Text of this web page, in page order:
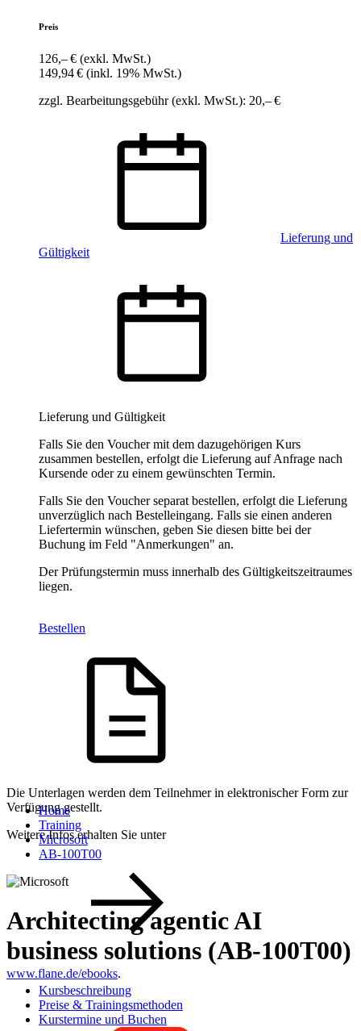
Preis
126,– € (exkl. MwSt.)
149,94 € (inkl. 19% MwSt.)
zzgl. Bearbeitungsgebühr (exkl. MwSt.): 20,– €
Lieferung und
Gültigkeit
Lieferung und Gültigkeit
Falls Sie den Voucher mit dem dazugehörigen Kurs
zusammen bestellen, erfolgt die Lieferung auf Anfrage nach
Kursende oder zu einem gewünschten Termin.
Falls Sie den Voucher separat bestellen, erfolgt die Lieferung
unverzüglich nach Bestelleingang. Falls sie einen anderen
Liefertermin wünschen, geben Sie diesen bitte bei der
Buchung im Feld "Anmerkungen" an.
Der Prüfungstermin muss innerhalb des Gültigkeitszeitraumes
liegen.
Bestellen
Die Unterlagen werden dem Teilnehmer in elektronischer Form zur
Verfügung gestellt.
Weitere Infos erhalten Sie unter
www.flane.de/ebooks.
Home
Training
Microsoft
AB-100T00
Architecting agentic AI
business solutions (AB-100T00)
Kursbeschreibung
Preise & Trainingsmethoden
Kurstermine und Buchen